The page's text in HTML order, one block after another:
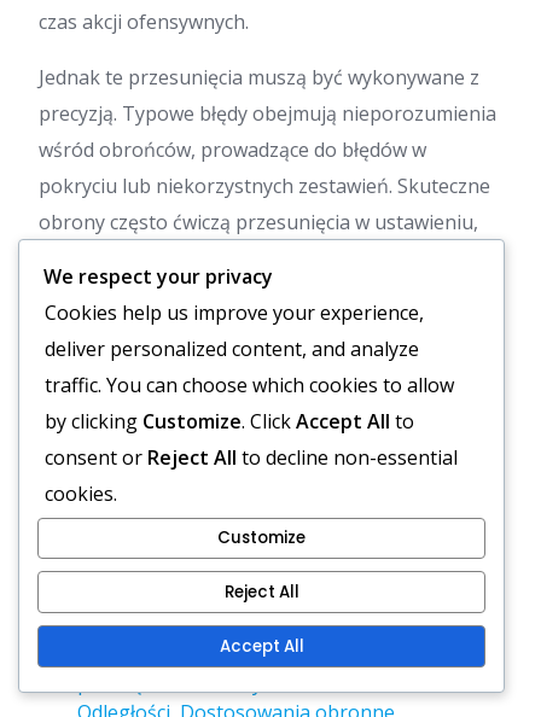
czas akcji ofensywnych.
Jednak te przesunięcia muszą być wykonywane z
precyzją. Typowe błędy obejmują nieporozumienia
wśród obrońców, prowadzące do błędów w
pokryciu lub niekorzystnych zestawień. Skuteczne
obrony często ćwiczą przesunięcia w ustawieniu,
Ogólnie rzecz biorąc, zrozumienie dynamiki
przesunięć w ustawieniu może zwiększyć zdolność
obrony do skutecznego reagowania na wyzwania
stawiane przez formacje zbiorcze.
Powiązane artykuły
Formacja Wing-T dla młodzieżowych zagrywek
wprowadzających w błąd: Techniki oszustwa,
Obowiązki graczy, Wykonanie
Formacja wyjazdów dla młodzieży do
We respect your privacy
Cookies help us improve your experience,
deliver personalized content, and analyze
traffic. You can choose which cookies to allow
by clicking Customize. ClickAccept All to
consent or Reject All to decline non-essential
cookies.
Customize
Reject All
Accept All